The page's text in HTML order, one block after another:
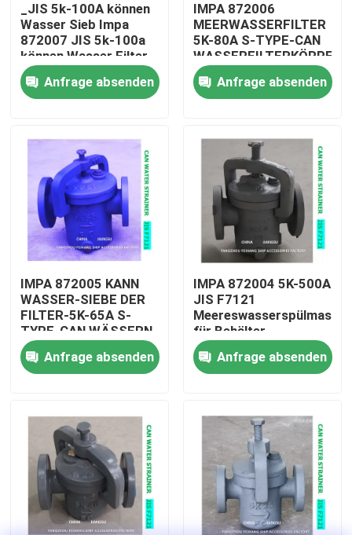
Startseite
Über uns
Fabrik Tour
Qualitätskontrolle
Kontakt
Referenzen
Marine-Entlüftungskopf
Marine-Wasserfilter
Marine Sea Water Strainer
_JIS 5k-100A können
Wasser Sieb Impa
872007 JIS 5k-100a
können Wasser Filter
Körper - cast
Roheisen Filter -
rostfrei
Anfrage absenden
IMPA 872006
MEERWASSERFILTER
5K-80A S-TYPE-CAN
WASSERFILTERKÖRPER-
GUSSEISEN-FILTER-
EDELSTAHL
Anfrage absenden
IMPA 872005 KANN
WASSER-SIEBE DER
FILTER-5K-65A S-
TYPE-CAN WÄSSERN,
DIE BODY-CAST
FILTER-STAINLESS
STAHL BÜGELN
Anfrage absenden
IMPA 872004 5K-500A
JIS F7121
für Behälter
Anfrage absenden